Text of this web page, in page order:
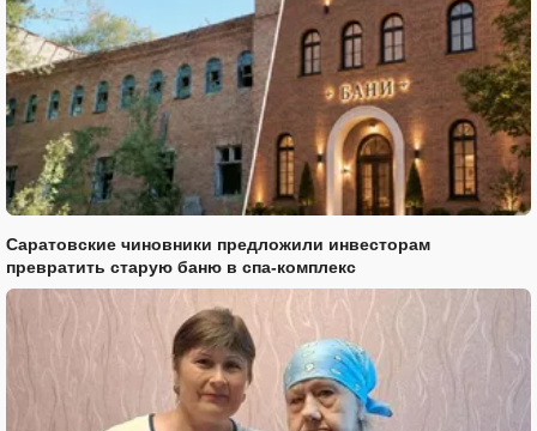
Саратовские чиновники предложили инвесторам
превратить старую баню в спа-комплекс